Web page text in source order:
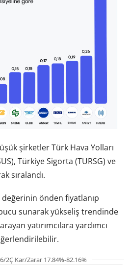
şirketler Türk Hava Yolları
Türkiye Sigorta (TURSG) ve
sıralandı.
değerinin önden fiyatlanıp
sunarak yükseliş trendinde
yatırımcılara yardımcı
2Ç Kar/Zarar 17.84%-82.16%